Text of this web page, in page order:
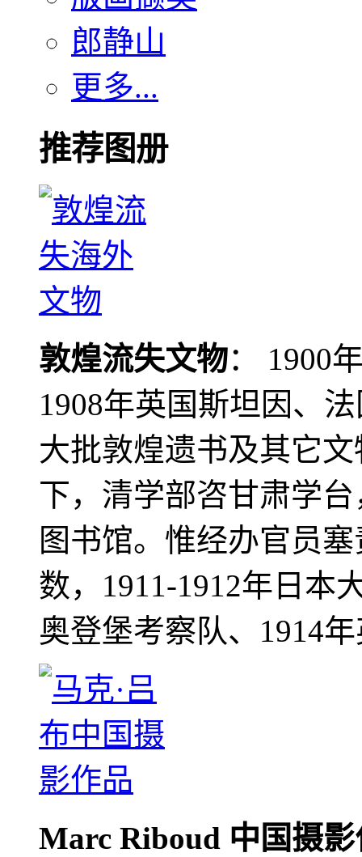
郎静山
更多...
推荐图册
敦煌流失文物： 1900
1908年英国斯坦因、
大批敦煌遗书及其它
下，清学部咨甘肃学
图书馆。惟经办官员
数，1911-1912年日本
奥登堡考察队、1914
Marc Riboud 中国摄